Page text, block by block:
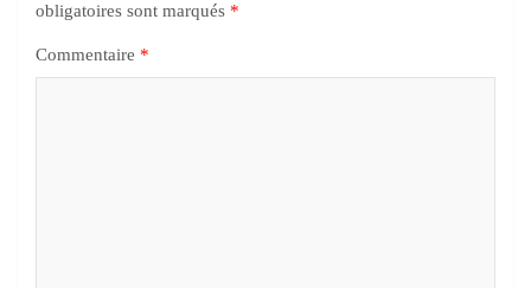
obligatoires sont marqués *
Commentaire *